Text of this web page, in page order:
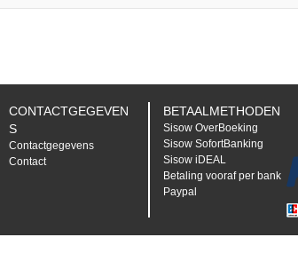
CONTACTGEGEVEN
S
Contactgegevens
Contact
BETAALMETHODEN
Sisow OverBoeking
Sisow SofortBanking
Sisow iDEAL
Betaling vooraf per bank
Paypal